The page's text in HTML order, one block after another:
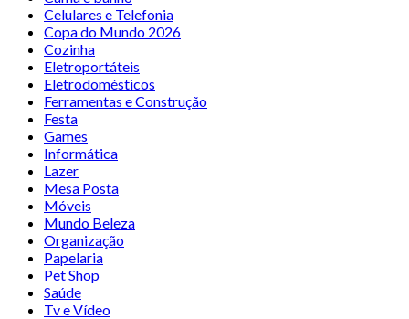
Celulares e Telefonia
Copa do Mundo 2026
Cozinha
Eletroportáteis
Eletrodomésticos
Ferramentas e Construção
Festa
Games
Informática
Lazer
Mesa Posta
Móveis
Mundo Beleza
Organização
Papelaria
Pet Shop
Saúde
Tv e Vídeo